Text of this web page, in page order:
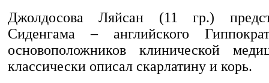
Джолдосова Ляйсан (11 гр.)
Сиденгама – английского
основоположников клинической
классически описал скарлатину и корь.